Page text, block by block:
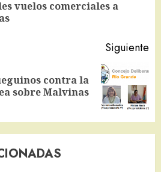
vuelos comerciales a
Siguiente
contra la
sobre Malvinas